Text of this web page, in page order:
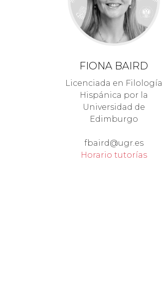
FIONA BAIRD
Licenciada en Filología
Hispánica por la
Universidad de
Edimburgo
fbaird@ugr.es
Horario tutorías